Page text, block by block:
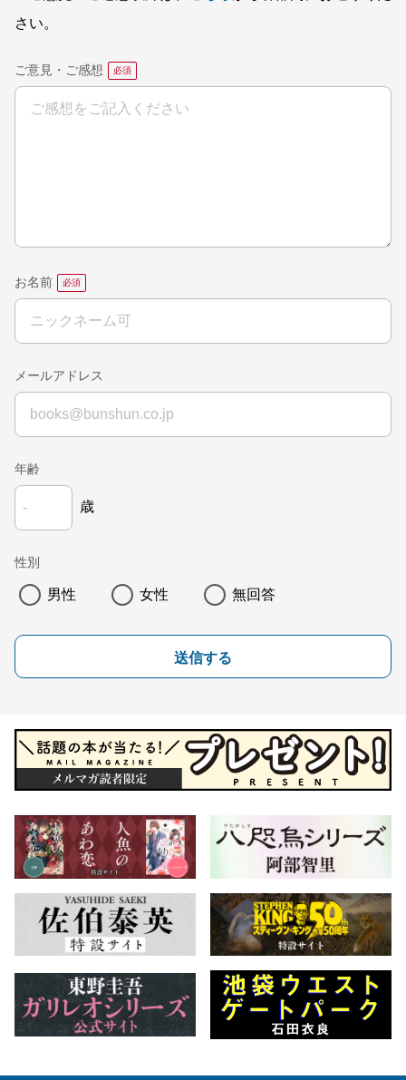
さい。
ご意見・ご感想
お名前
メールアドレス
年齢
歳
性別
男性 女性 無回答
送信する